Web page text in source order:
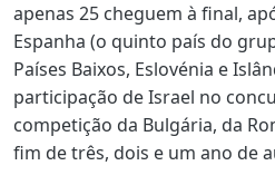
apenas 25 cheguem à final,
Espanha (o quinto país do
Países Baixos, Eslovénia e
participação de Israel no
competição da Bulgária, da
fim de três, dois e um ano de